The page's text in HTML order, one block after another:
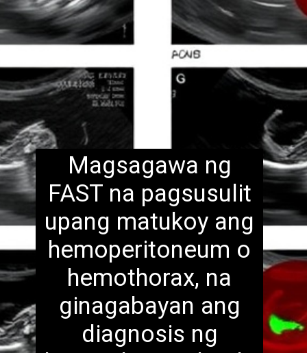
Magsagawa ng
FAST na pagsusulit
upang matukoy ang
hemoperitoneum o
hemothorax, na
ginagabayan ang
diagnosis ng